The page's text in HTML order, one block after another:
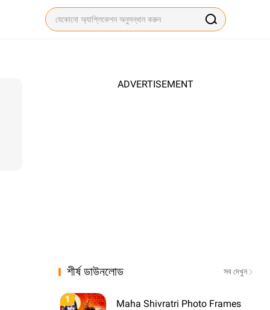
ADVERTISEMENT
শীর্ষ ডাউনলোড সব দেখুন
1 Maha Shivratri Photo Frames